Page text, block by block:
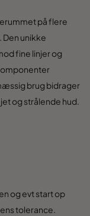
på flere
unikke
fine linjer og
brug bidrager
og strålende hud.
og evt start op
tolerance.